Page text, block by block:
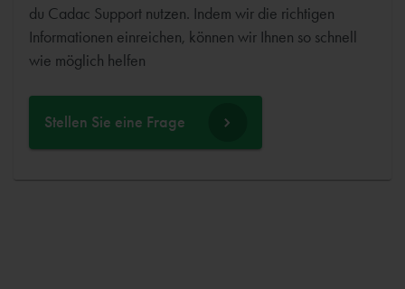
du Cadac Support nutzen. Indem wir die richtigen
Informationen einreichen, können wir Ihnen so schnell
wie möglich helfen
Stellen Sie eine Frage